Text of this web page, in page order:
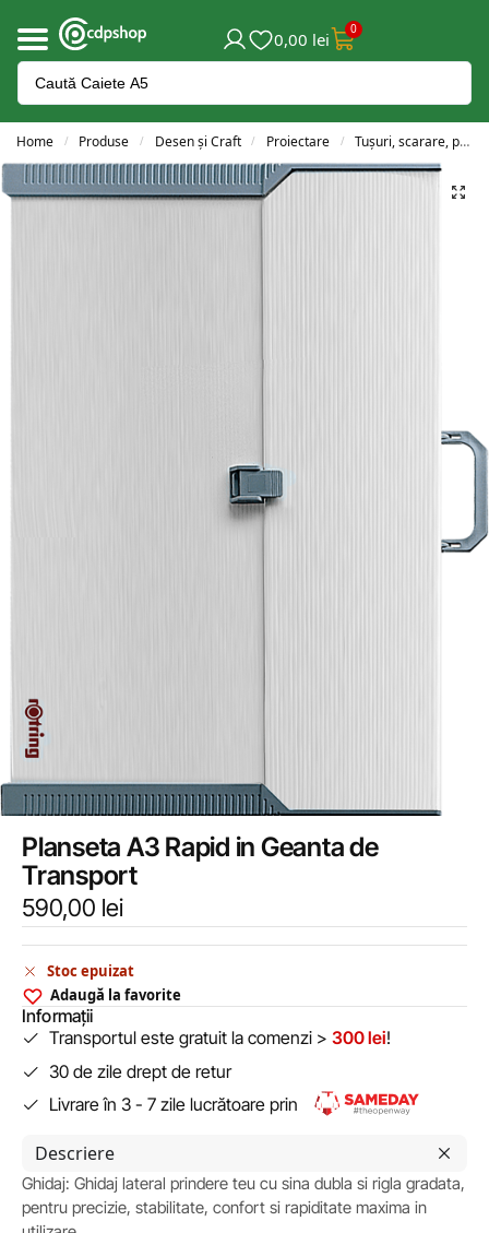
0,00 lei 0
Home / Produse / Desen și Craft / Proiectare / Tușuri, scarare, planșete și acesorii
Planseta A3 Rapid in Geanta de
Transport
590,00 lei
Stoc epuizat
Adaugă la favorite
Informații
Transportul este gratuit la comenzi > 300 lei!
30 de zile drept de retur
Livrare în 3 - 7 zile lucrătoare prin
Descriere
Ghidaj: Ghidaj lateral prindere teu cu sina dubla si rigla gradata,
pentru precizie, stabilitate, confort si rapiditate maxima in